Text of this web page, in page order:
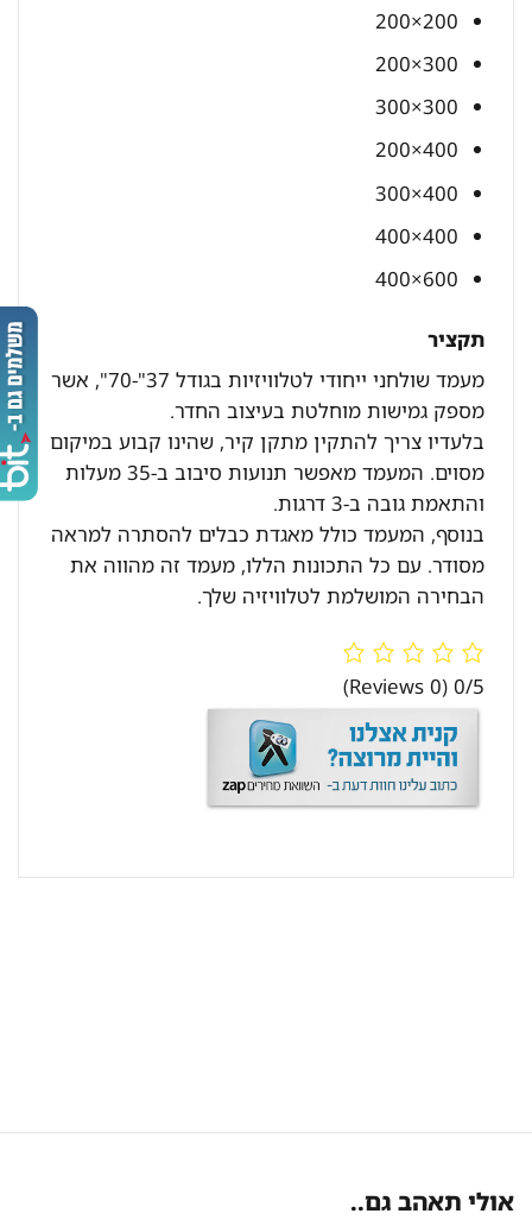
200×200
300×200
300×300
400×200
400×300
400×400
600×400
תקציר
מעמד שולחני ייחודי לטלוויזיות בגודל 37"-70", אשר
מספק גמישות מוחלטת בעיצוב החדר.
בלעדיו צריך להתקין מתקן קיר, שהינו קבוע במיקום
מסוים. המעמד מאפשר תנועות סיבוב ב-35 מעלות
והתאמת גובה ב-3 דרגות.
בנוסף, המעמד כולל מאגדת כבלים להסתרה למראה
מסודר. עם כל התכונות הללו, מעמד זה מהווה את
הבחירה המושלמת לטלוויזיה שלך.
0/5
(0 Reviews)
אולי תאהב גם..